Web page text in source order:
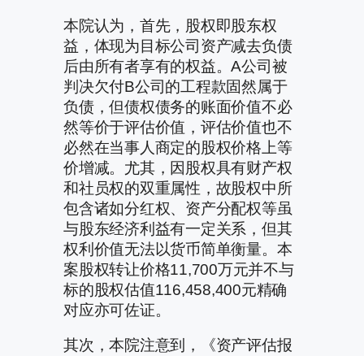
本院认为，首先，股权即股东权
益，体现为目标公司资产减去负债
后由所有者享有的权益。A公司被
判决欠付B公司的工程款固然属于
负债，但债权债务的账面价值不必
然等价于评估价值，评估价值也不
必然在当事人商定的股权价格上等
价增减。尤其，因股权具有财产权
和社员权的双重属性，故股权中所
包含诸如分红权、资产分配权等虽
与股东经济利益有一定关系，但其
权利价值无法以货币简单衡量。本
案股权转让价格11,700万元并不与
标的股权估值116,458,400元精确
对应亦可佐证。
其次，本院注意到，《资产评估报